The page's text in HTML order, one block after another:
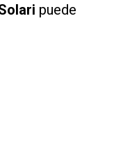
puede